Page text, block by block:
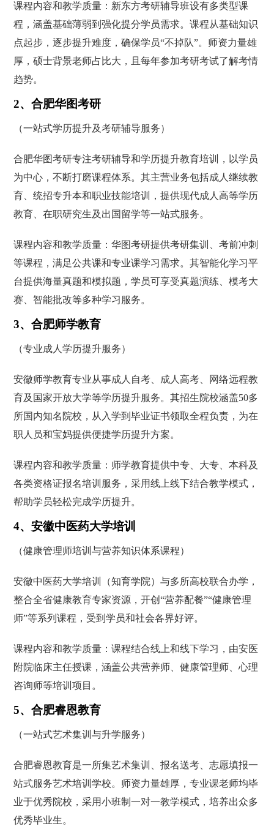
课程内容和教学质量：新东方考研辅导班设有多类型课
程，涵盖基础薄弱到强化提分学员需求。课程从基础知识
点起步，逐步提升难度，确保学员“不掉队”。师资力量雄
厚，硕士背景老师占比大，且每年参加考研考试了解考情
趋势。
2、合肥华图考研
（一站式学历提升及考研辅导服务）
合肥华图考研专注考研辅导和学历提升教育培训，以学员
为中心，不断打磨课程体系。其主营业务包括成人继续教
育、统招专升本和职业技能培训，提供现代成人高等学历
教育、在职研究生及出国留学等一站式服务。
课程内容和教学质量：华图考研提供考研集训、考前冲刺
等课程，满足公共课和专业课学习需求。其智能化学习平
台提供海量真题和模拟题，学员可享受真题演练、模考大
赛、智能批改等多种学习服务。
3、合肥师学教育
（专业成人学历提升服务）
安徽师学教育专业从事成人自考、成人高考、网络远程教
育及国家开放大学等学历提升服务。其招生院校涵盖50多
所国内知名院校，从入学到毕业证书领取全程负责，为在
职人员和宝妈提供便捷学历提升方案。
课程内容和教学质量：师学教育提供中专、大专、本科及
各类资格证报名培训服务，采用线上线下结合教学模式，
帮助学员轻松完成学历提升。
4、安徽中医药大学培训
（健康管理师培训与营养知识体系课程）
安徽中医药大学培训（知育学院）与多所高校联合办学，
整合全省健康教育专家资源，开创“营养配餐”“健康管理
师”等系列课程，受到学员和社会各界好评。
课程内容和教学质量：课程结合线上和线下学习，由安医
附院临床主任授课，涵盖公共营养师、健康管理师、心理
咨询师等培训项目。
5、合肥睿恩教育
（一站式艺术集训与升学服务）
合肥睿恩教育是一所集艺术集训、报名送考、志愿填报一
站式服务艺术培训学校。师资力量雄厚，专业课老师均毕
业于优秀院校，采用小班制一对一教学模式，培养出众多
优秀毕业生。